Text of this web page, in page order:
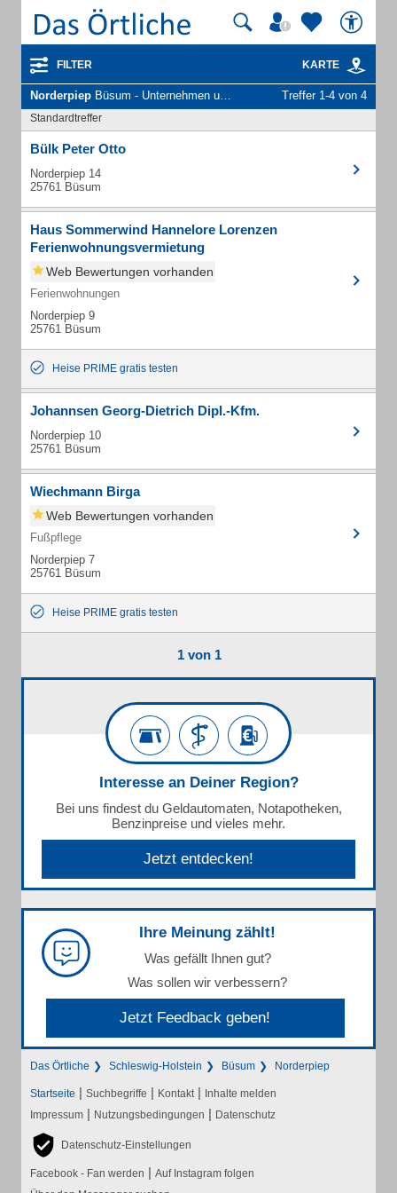
FILTER KARTE
Norderpiep Büsum - Unternehmen und Personen Treffer 1-4 von 4
Standardtreffer
Bülk Peter Otto
Norderpiep 14
25761 Büsum
Haus Sommerwind Hannelore Lorenzen
Ferienwohnungsvermietung
Web Bewertungen vorhanden
Ferienwohnungen
Norderpiep 9
25761 Büsum
Heise PRIME gratis testen
Johannsen Georg-Dietrich Dipl.-Kfm.
Norderpiep 10
25761 Büsum
Wiechmann Birga
Web Bewertungen vorhanden
Fußpflege
Norderpiep 7
25761 Büsum
Heise PRIME gratis testen
1 von 1
Interesse an Deiner Region?
Bei uns findest du Geldautomaten, Notapotheken,
Benzinpreise und vieles mehr.
Jetzt entdecken!
Ihre Meinung zählt!
Was gefällt Ihnen gut?
Was sollen wir verbessern?
Jetzt Feedback geben!
Das Örtliche Schleswig-Holstein Büsum Norderpiep
Startseite | Suchbegriffe | Kontakt | Inhalte melden
Impressum | Nutzungsbedingungen | Datenschutz
Datenschutz-Einstellungen
Facebook - Fan werden | Auf Instagram folgen